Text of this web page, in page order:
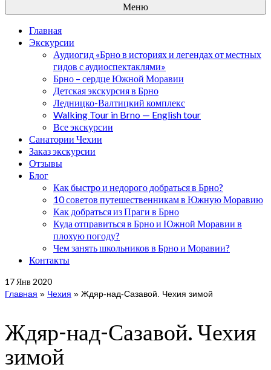
Меню
Главная
Экскурсии
Аудиогид «Брно в историях и легендах от местных
гидов с аудиоспектаклями»
Брно – сердце Южной Моравии
Детская экскурсия в Брно
Ледницко-Валтицкий комплекс
Walking Tour in Brno — English tour
Все экскурсии
Санатории Чехии
Заказ экскурсии
Отзывы
Блог
Как быстро и недорого добраться в Брно?
10 советов путешественникам в Южную Моравию
Как добраться из Праги в Брно
Куда отправиться в Брно и Южной Моравии в
плохую погоду?
Чем занять школьников в Брно и Моравии?
Контакты
17 Янв 2020
Главная » Чехия » Ждяр-над-Сазавой. Чехия зимой
Ждяр-над-Сазавой. Чехия
зимой